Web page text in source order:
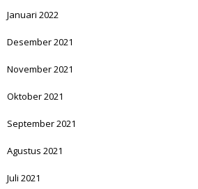
Januari 2022
Desember 2021
November 2021
Oktober 2021
September 2021
Agustus 2021
Juli 2021